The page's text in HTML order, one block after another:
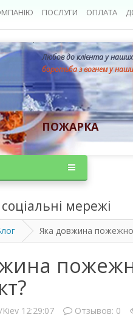
ПОСЛУГИ ОПЛАТА
Любов до клієнта у
боротьба з вогнем у
ПОЖАРКА
мережі
Яка довжина
12:29:07 Отзывов: 0